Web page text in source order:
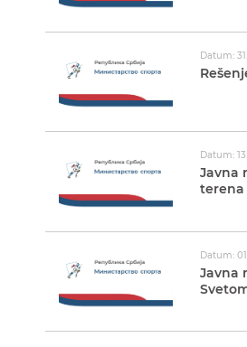
Datum:
Datum:
Javna
terena
Datum:
Javna